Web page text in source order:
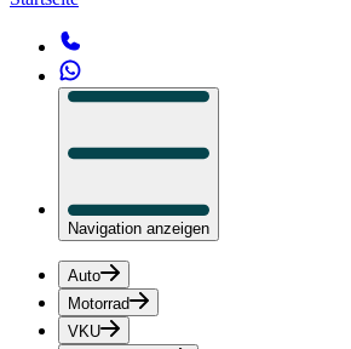
Navigation anzeigen
Auto
Motorrad
VKU